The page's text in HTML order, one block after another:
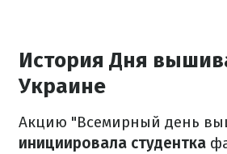
История Дня
Украине
Акцию "Всемирный день
инициировала студентка